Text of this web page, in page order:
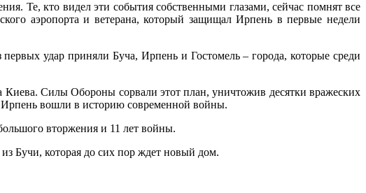
Те, кто видел эти события собственными глазами, сейчас помнят все
аэропорта и ветерана, который защищал Ирпень в первые недели
удар приняли Буча, Ирпень и Гостомель – города, которые среди
Киева. Силы Обороны сорвали этот план, уничтожив десятки вражеских
Ирпень вошли в историю современной войны.
вторжения и 11 лет войны.
Бучи, которая до сих пор ждет новый дом.